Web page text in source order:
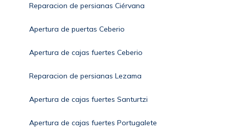
Reparacion de persianas Ciérvana
Apertura de puertas Ceberio
Apertura de cajas fuertes Ceberio
Reparacion de persianas Lezama
Apertura de cajas fuertes Santurtzi
Apertura de cajas fuertes Portugalete